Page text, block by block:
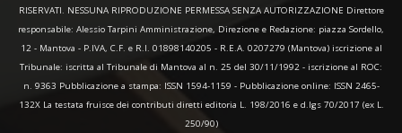
RISERVATI. NESSUNA RIPRODUZIONE PERMESSA SENZA AUTORIZZAZIONE Direttore
responsabile: Alessio Tarpini Amministrazione, Direzione e Redazione: piazza Sordello,
12 - Mantova - P.IVA, C.F. e R.I. 01898140205 - R.E.A. 0207279 (Mantova) iscrizione al
Tribunale: iscritta al Tribunale di Mantova al n. 25 del 30/11/1992 - iscrizione al ROC:
n. 9363 Pubblicazione a stampa: ISSN 1594-1159 - Pubblicazione online: ISSN 2465-
132X La testata fruisce dei contributi diretti editoria L. 198/2016 e d.lgs 70/2017 (ex L.
250/90)